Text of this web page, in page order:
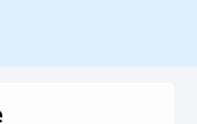
seize